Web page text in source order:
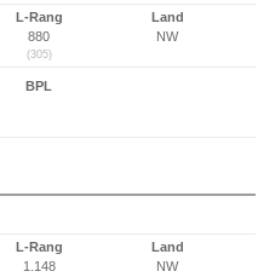
L-Rang
880
(305)
Land
NW
BPL
L-Rang
1.148
Land
NW